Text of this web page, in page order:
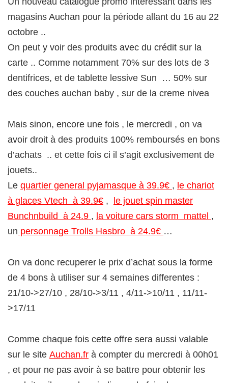
magasins Auchan pour la période allant du 16 au 22
octobre ..
On peut y voir des produits avec du crédit sur la
carte .. Comme notamment 70% sur des lots de 3
dentifrices, et de tablette lessive Sun … 50% sur
des couches auchan baby , sur de la creme nivea
Mais sinon, encore une fois , le mercredi , on va
avoir droit à des produits 100% remboursés en bons
d’achats .. et cette fois ci il s’agit exclusivement de
jouets..
Le quartier general pyjamasque à 39.9€ , le chariot
à glaces Vtech à 39.9€ ,
le jouet spin master
Bunchnbuild à 24.9 , la voiture cars storm mattel ,
un personnage Trolls Hasbro à 24.9€ …
On va donc recuperer le prix d’achat sous la forme
de 4 bons à utiliser sur 4 semaines differentes :
21/10->27/10 , 28/10->3/11 , 4/11->10/11 , 11/11-
>17/11
Comme chaque fois cette offre sera aussi valable
sur le site Auchan.fr à compter du mercredi à 00h01
, et pour ne pas avoir à se battre pour obtenir les